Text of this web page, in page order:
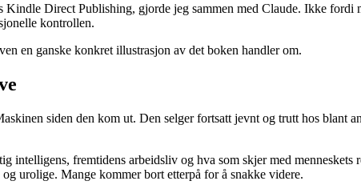
Kindle Direct Publishing, gjorde jeg sammen med Claude. Ikke
kontrollen.
en ganske konkret illustrasjon av det boken handler om.
siden den kom ut. Den selger fortsatt jevnt og trutt hos
intelligens, fremtidens arbeidsliv og hva som skjer med
urolige. Mange kommer bort etterpå for å snakke videre.